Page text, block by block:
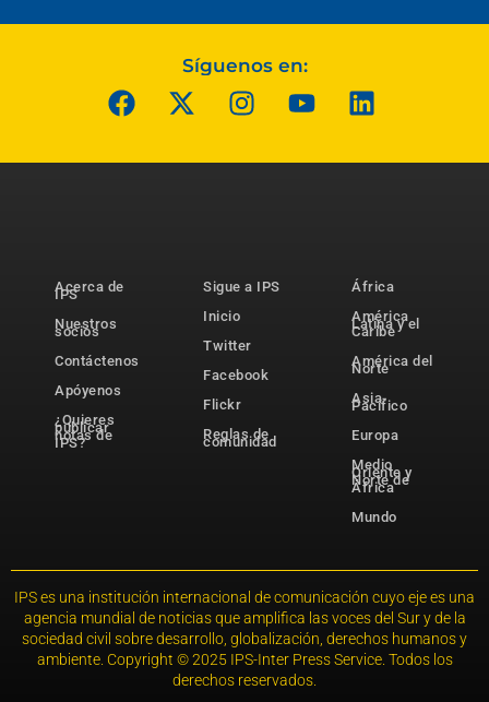
Síguenos en:
Acerca de
IPS
Nuestros
socios
Contáctenos
Apóyenos
¿Quieres
publicar
notas de
IPS?
Sigue a IPS
Inicio
Twitter
Facebook
Flickr
Reglas de
comunidad
África
América
Latina y el
Caribe
América del
Norte
Asia-
Pacífico
Europa
Medio
Oriente y
Norte de
África
Mundo
IPS es una institución internacional de comunicación cuyo eje es una
agencia mundial de noticias que amplifica las voces del Sur y de la
sociedad civil sobre desarrollo, globalización, derechos humanos y
ambiente. Copyright © 2025 IPS-Inter Press Service. Todos los
derechos reservados.